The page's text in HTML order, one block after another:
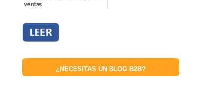
¿NECESITAS UN BLOG B2B?